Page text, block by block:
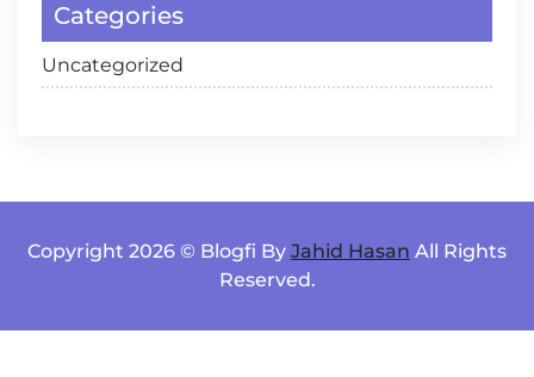
Categories
Uncategorized
Copyright 2026 © Blogfi By Jahid Hasan All Rights
Reserved.